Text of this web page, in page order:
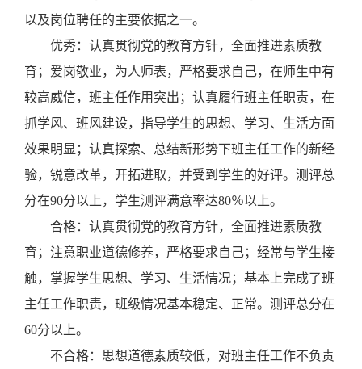
以及岗位聘任的主要依据之一。
优秀：认真贯彻党的教育方针，全面推进素质教
育；爱岗敬业，为人师表，严格要求自己，在师生中有
较高威信，班主任作用突出；认真履行班主任职责，在
抓学风、班风建设，指导学生的思想、学习、生活方面
效果明显；认真探索、总结新形势下班主任工作的新经
验，锐意改革，开拓进取，并受到学生的好评。测评总
分在90分以上，学生测评满意率达80％以上。
合格：认真贯彻党的教育方针，全面推进素质教
育；注意职业道德修养，严格要求自己；经常与学生接
触，掌握学生思想、学习、生活情况；基本上完成了班
主任工作职责，班级情况基本稳定、正常。测评总分在
60分以上。
不合格：思想道德素质较低，对班主任工作不负责